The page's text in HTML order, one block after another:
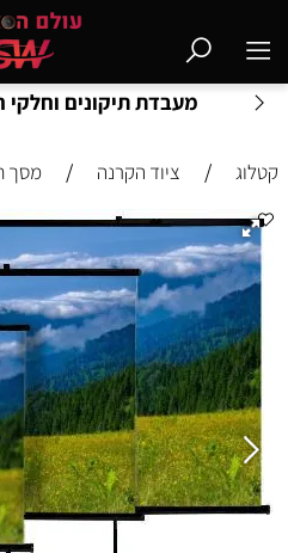
מעבדת תיקונים וחלקי
קטלוג / ציוד הקרנה / מסך